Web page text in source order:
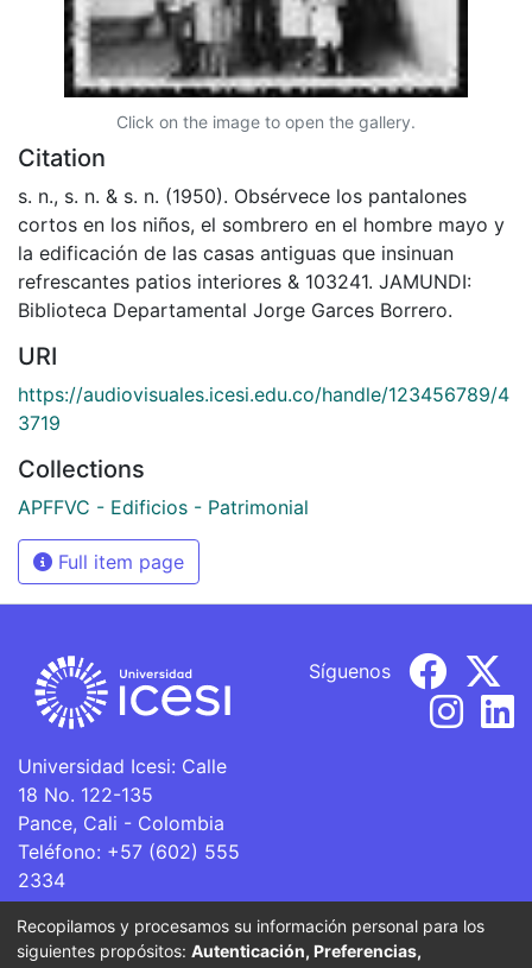
Click on the image to open the gallery.
Citation
s. n., s. n. & s. n. (1950). Obsérvece los pantalones
cortos en los niños, el sombrero en el hombre mayo y
la edificación de las casas antiguas que insinuan
refrescantes patios interiores & 103241. JAMUNDI:
Biblioteca Departamental Jorge Garces Borrero.
URI
https://audiovisuales.icesi.edu.co/handle/123456789/4
3719
Collections
APFFVC - Edificios - Patrimonial
Full item page
Universidad Icesi: Calle
18 No. 122-135
Pance, Cali - Colombia
Teléfono: +57 (602) 555
2334
ventanillaunica@icesi.edu.co
Síguenos
Recopilamos y procesamos su información personal para los
siguientes propósitos: Autenticación, Preferencias,